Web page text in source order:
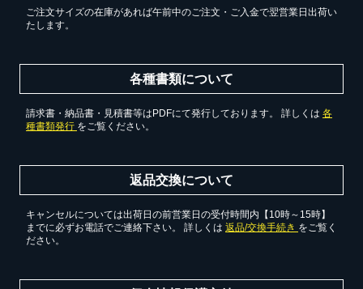
ご注文サイズの在庫があれば午前中のご注文・ご入金で翌営業日出荷い
たします。
各種書類について
請求書・納品書・見積書等はPDFにて発行しております。 詳しくは 各
種書類発行 をご覧ください。
返品交換について
キャンセルについては出荷日の前営業日の受付時間内【10時～15時】
までに必ずお電話でご連絡下さい。 詳しくは 返品/交換手続き をご覧く
ださい。